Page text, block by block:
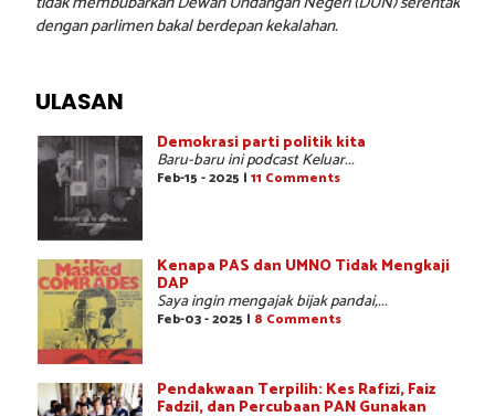
dengan parlimen bakal berdepan kekalahan.
ULASAN
Demokrasi parti politik kita
Baru-baru ini podcast Keluar...
Feb-15 - 2025 | 11 Comments
Kenapa PAS dan UMNO Tidak Mengkaji
DAP
Saya ingin mengajak bijak pandai,...
Feb-03 - 2025 | 8 Comments
Pendakwaan Terpilih: Kes Rafizi, Faiz
Fadzil, dan Percubaan PAN Gunakan